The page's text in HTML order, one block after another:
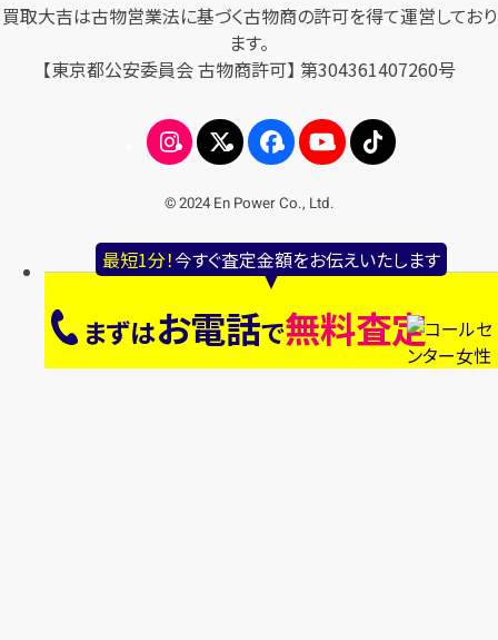
最短1分！今すぐ査定金額をお伝えいたします
まずはお電話で無料査定
買取大吉は古物営業法に基づく古物商の許可を得て運営しており
ます。
【東京都公安委員会 古物商許可】 第304361407260号
© 2024 En Power Co., Ltd.